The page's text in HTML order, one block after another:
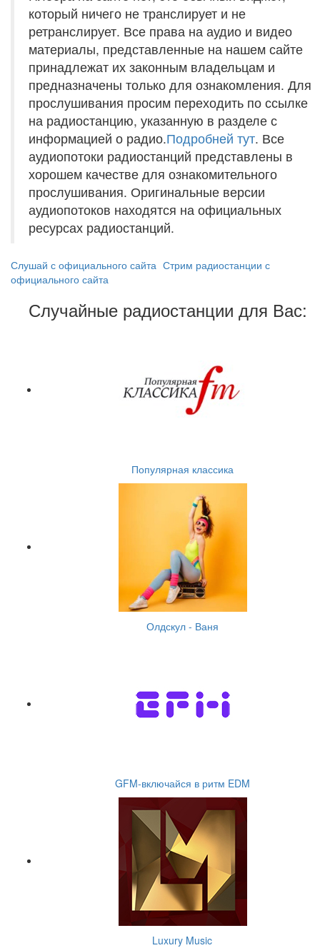
который ничего не транслирует и не
ретранслирует. Все права на аудио и видео
материалы, представленные на нашем сайте
принадлежат их законным владельцам и
предназначены только для ознакомления. Для
прослушивания просим переходить по ссылке
на радиостанцию, указанную в разделе с
информацией о радио.Подробней тут. Все
аудиопотоки радиостанций представлены в
хорошем качестве для ознакомительного
прослушивания. Оригинальные версии
аудиопотоков находятся на официальных
ресурсах радиостанций.
Слушай с официального сайта Стрим радиостанции с
официального сайта
Случайные радиостанции для Вас:
Популярная классика
Олдскул - Ваня
GFM-включайся в ритм EDM
Luxury Music